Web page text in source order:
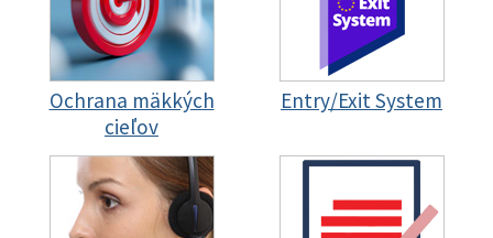
Ochrana mäkkých
cieľov
Entry/Exit System